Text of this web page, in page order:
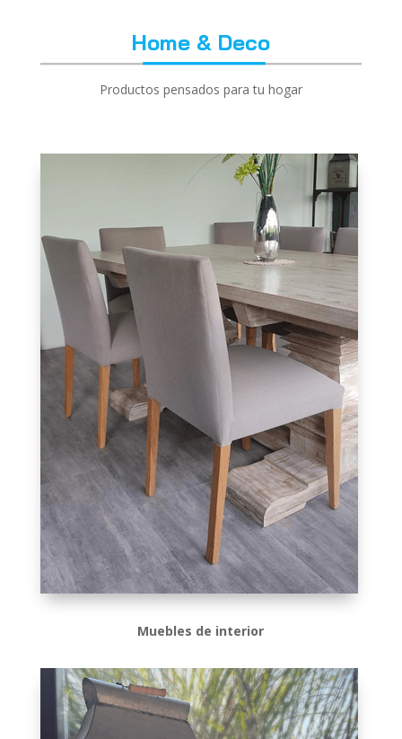
Home & Deco
Productos pensados para tu hogar
Muebles de interior